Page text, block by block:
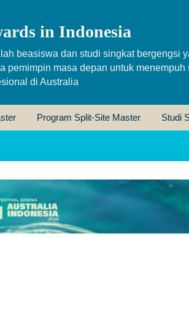
in Indonesia
beasiswa dan studi singkat bergengsi
pemimpin masa depan untuk menempuh
di Australia
Program Split-Site Master Studi